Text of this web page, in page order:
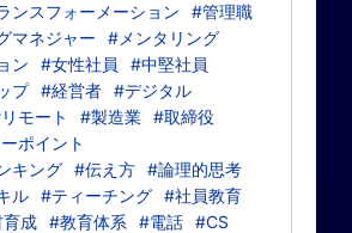
ンスフォーメーション
#管理職
マネジャー
#メンタリング
ン
#女性社員
#中堅社員
プ #経営者 #デジタル
モート #製造業 #取締役
ポイント
キング #伝え方 #論理的思考
ル #ティーチング #社員教育
成 #教育体系 #電話 #CS